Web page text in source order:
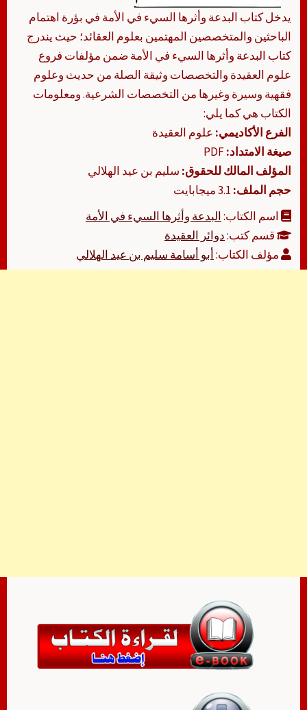
يدخل كتاب البدعة وأثرها السيء في الأمة في بؤرة اهتمام
الباحثين والمتخصصين المهتمين بعلوم العقائد؛ حيث يندرج
كتاب البدعة وأثرها السيء في الأمة ضمن مؤلفات فروع
علوم العقيدة والتخصصات وثيقة الصلة من حديث وعلوم
فقهية وسيرة وغيرها من التخصصات الشرعية. ومعلومات
الكتاب هي كما يلي:
الفرع الأكاديمي: علوم العقيدة
صيغة الامتداد:
المؤلف المالك للحقوق: سليم بن عيد الهلالي
حجم الملف:
اسم الكتاب:البدعة وأثرها السيء في الأمة
قسم كتب:دوائر العقيدة
مؤلف الكتاب:أبو أسامة سليم بن عيد الهلالي